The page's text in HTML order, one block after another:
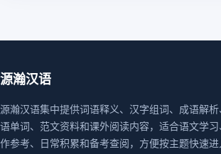
源瀚汉语
源瀚汉语集中提供词语释义、汉字组词、成语解析
语单词、范文资料和课外阅读内容，适合语文学习
作参考、日常积累和备考查阅，方便按主题快速进